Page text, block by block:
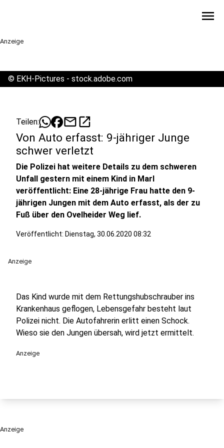
menu
Anzeige
© EKH-Pictures - stock.adobe.com
Teilen: mailopen_in_new
Von Auto erfasst: 9-jähriger Junge
schwer verletzt
Die Polizei hat weitere Details zu dem schweren
Unfall gestern mit einem Kind in Marl
veröffentlicht: Eine 28-jährige Frau hatte den 9-
jährigen Jungen mit dem Auto erfasst, als der zu
Fuß über den Ovelheider Weg lief.
Veröffentlicht: Dienstag, 30.06.2020 08:32
Anzeige
Das Kind wurde mit dem Rettungshubschrauber ins
Krankenhaus geflogen, Lebensgefahr besteht laut
Polizei nicht. Die Autofahrerin erlitt einen Schock.
Wieso sie den Jungen übersah, wird jetzt ermittelt.
Anzeige
Anzeige